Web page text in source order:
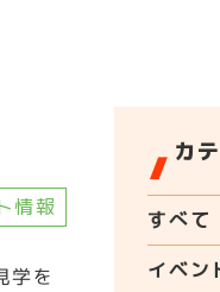
情報
学を
カ
すべて
イベン